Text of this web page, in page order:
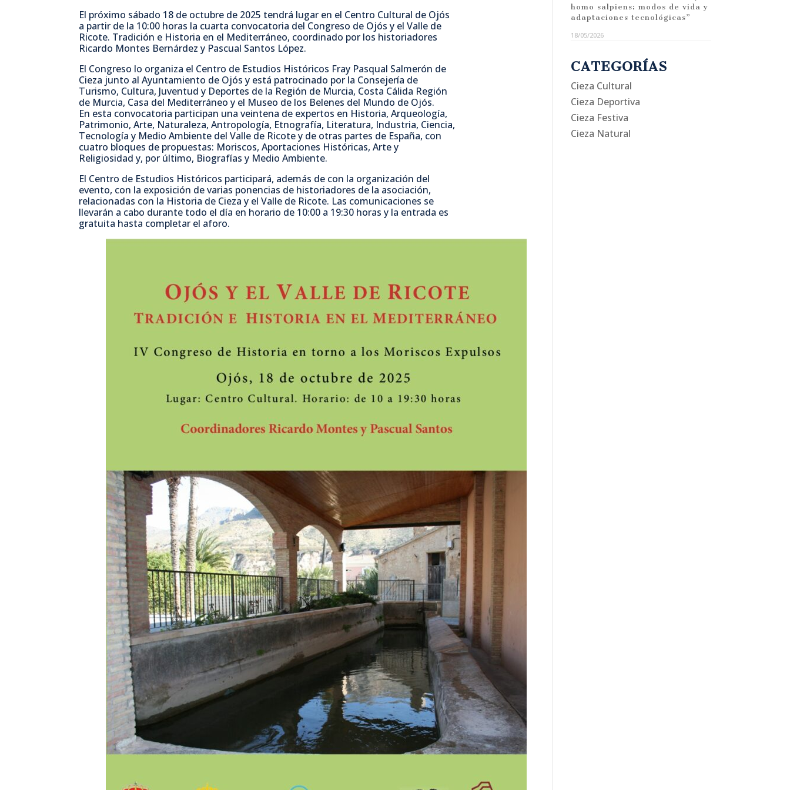
c
e
b
o
o
k
i
t
e
r
a
s
A
p
p
m
p
a
r
t
i
r
El próximo sábado 18 de octubre de 2025 tendrá lugar en el Centro Cultural de Ojós
a partir de la 10:00 horas la cuarta convocatoria del Congreso de Ojós y el Valle de
Ricote. Tradición e Historia en el Mediterráneo, coordinado por los historiadores
Ricardo Montes Bernárdez y Pascual Santos López.
El Congreso lo organiza el Centro de Estudios Históricos Fray Pasqual Salmerón de
Cieza junto al Ayuntamiento de Ojós y está patrocinado por la Consejería de
Turismo, Cultura, Juventud y Deportes de la Región de Murcia, Costa Cálida Región
de Murcia, Casa del Mediterráneo y el Museo de los Belenes del Mundo de Ojós.
En esta convocatoria participan una veintena de expertos en Historia, Arqueología,
Patrimonio, Arte, Naturaleza, Antropología, Etnografía, Literatura, Industria, Ciencia,
Tecnología y Medio Ambiente del Valle de Ricote y de otras partes de España, con
cuatro bloques de propuestas: Moriscos, Aportaciones Históricas, Arte y
Religiosidad y, por último, Biografías y Medio Ambiente.
El Centro de Estudios Históricos participará, además de con la organización del
evento, con la exposición de varias ponencias de historiadores de la asociación,
relacionadas con la Historia de Cieza y el Valle de Ricote. Las comunicaciones se
llevarán a cabo durante todo el día en horario de 10:00 a 19:30 horas y la entrada es
gratuita hasta completar el aforo.
homo salpiens: modos de vida y
adaptaciones tecnológicas”
18/05/2026
CATEGORÍAS
Cieza Cultural
Cieza Deportiva
Cieza Festiva
Cieza Natural